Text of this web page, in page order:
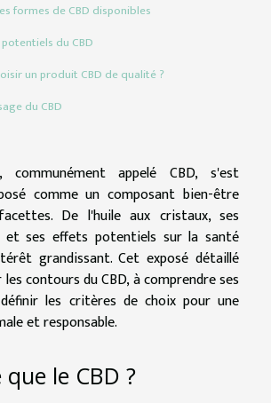
formes de CBD disponibles
du CBD
un produit CBD de qualité ?
du CBD
communément appelé CBD, s'est
comme un composant bien-être
De l'huile aux cristaux, ses
et ses effets potentiels sur la santé
grandissant. Cet exposé détaillé
contours du CBD, à comprendre ses
les critères de choix pour une
et responsable.
le CBD ?